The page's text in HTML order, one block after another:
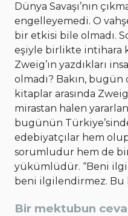
Dünya Savaşı’nın
engelleyemedi. O
bir etkisi bile olmadı.
eşiyle birlikte intihara
Zweig’ın yazdıkları
olmadı? Bakın,
kitaplar arasında
mirastan halen
bugünün
edebiyatçılar hem
sorumludur hem de
yükümlüdür. “Beni
beni ilgilendirmez. Bu
Bir mektubun